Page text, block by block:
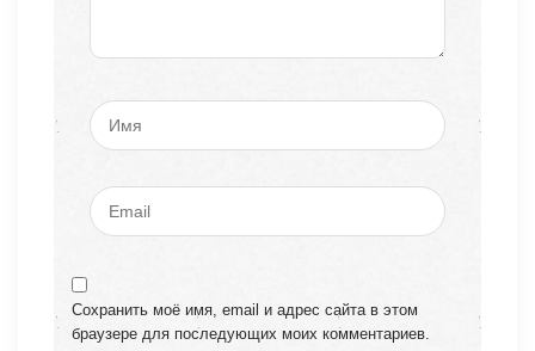
Сохранить моё имя, email и адрес сайта в этом
браузере для последующих моих комментариев.